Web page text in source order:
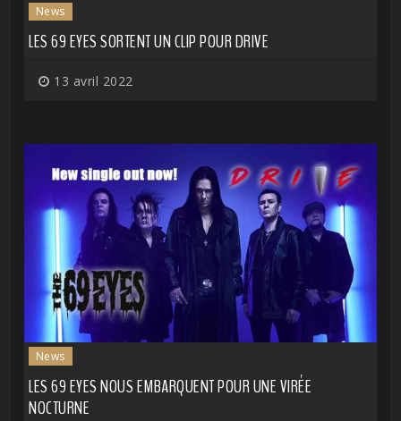
News
LES 69 EYES SORTENT UN CLIP POUR DRIVE
13 avril 2022
News
LES 69 EYES NOUS EMBARQUENT POUR UNE VIRÉE
NOCTURNE